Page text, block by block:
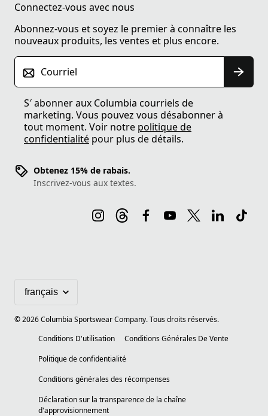
Connectez-vous avec nous
Abonnez-vous et soyez le premier à connaître les
nouveaux produits, les ventes et plus encore.
Courriel
S′ abonner aux Columbia courriels de
marketing. Vous pouvez vous désabonner à
tout moment. Voir notre politique de
confidentialité pour plus de détails.
Obtenez 15% de rabais.
Inscrivez-vous aux textes.
©2026Columbia Sportswear Company. Tous droits réservés.
Conditions D'utilisation
Conditions Générales De Vente
Politique de confidentialité
Conditions générales des récompenses
Déclaration sur la transparence de la chaîne
d'approvisionnement